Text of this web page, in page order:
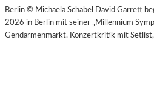
Berlin © Michaela Schabel David Garrett
2026 in Berlin mit seiner „Millennium
Gendarmenmarkt. Konzertkritik mit